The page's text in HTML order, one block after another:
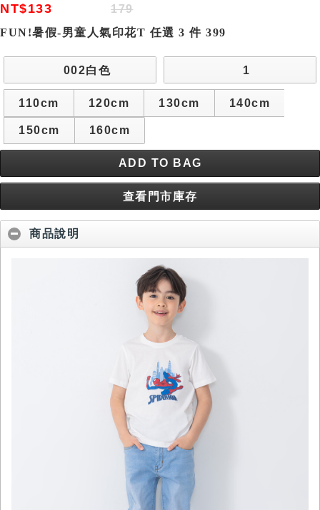
NT$133
179
FUN!暑假-男童人氣印花T 任選 3 件 399
002白色 1
110cm 120cm 130cm 140cm
150cm 160cm
ADD TO BAG
查看門市庫存
商品說明